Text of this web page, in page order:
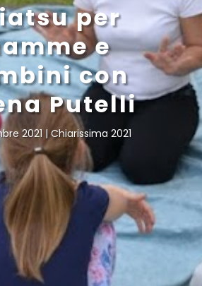
per
e
con
Putelli
2021 Chiarissima 2021